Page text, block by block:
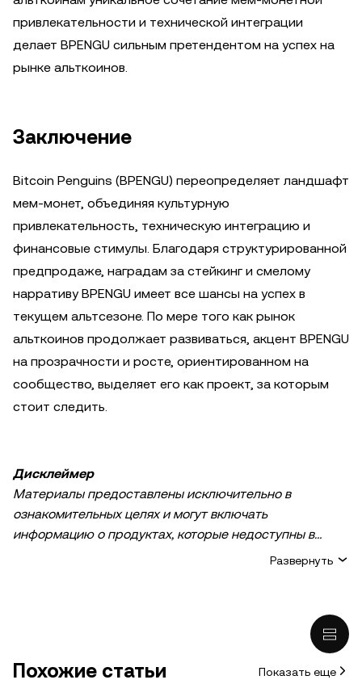
привлекательности и технической интеграции
делает BPENGU сильным претендентом на успех на
рынке альткоинов.
Заключение
Bitcoin Penguins (BPENGU) переопределяет ландшафт
мем-монет, объединяя культурную
привлекательность, техническую интеграцию и
финансовые стимулы. Благодаря структурированной
предпродаже, наградам за стейкинг и смелому
нарративу BPENGU имеет все шансы на успех в
текущем альтсезоне. По мере того как рынок
альткоинов продолжает развиваться, акцент BPENGU
на прозрачности и росте, ориентированном на
сообщество, выделяет его как проект, за которым
стоит следить.
Дисклеймер
Материалы предоставлены исключительно в
ознакомительных целях и могут включать
информацию о продуктах, которые недоступны в
вашем регионе. Они не являются инвестиционным
активы, в том числе стейблкоины, сопряжены с
Развернуть
Похожие статьи Показать еще